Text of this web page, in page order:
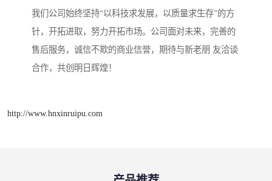
我们公司始终坚持“以科技求发展，以质量求生存”的方
针，开拓进取，努力开拓市场。公司面对未来，完善的
售后服务，诚信不欺的商业信誉，期待与新老朋 友洽谈
合作，共创明日辉煌！
http://www.hnxinruipu.com